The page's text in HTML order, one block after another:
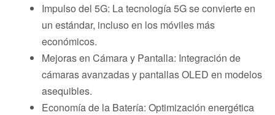
Impulso del 5G: La tecnología 5G se convierte en
un estándar, incluso en los móviles más
económicos.
Mejoras en Cámara y Pantalla: Integración de
cámaras avanzadas y pantallas OLED en modelos
asequibles.
Economía de la Batería: Optimización energética